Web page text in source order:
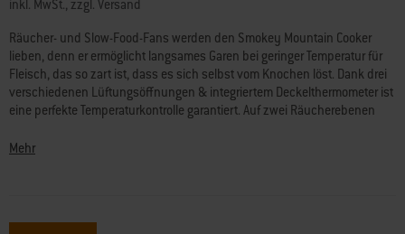
Durchschnittswert
der
Bewertung.
Read
706
Reviews.
Link
auf
Seite.
inkl. MwSt., zzgl. Versand
Räucher- und Slow-Food-Fans werden den Smokey Mountain Cooker
lieben, denn er ermöglicht langsames Garen bei geringer Temperatur für
Fleisch, das so zart ist, dass es sich selbst vom Knochen löst. Dank drei
verschiedenen Lüftungsöffnungen & integriertem Deckelthermometer ist
eine perfekte Temperaturkontrolle garantiert. Auf zwei Räucherebenen
Pulled Pork, Rippchen und frisch gefangener Fisch – mit jeder Minute, die
dem größten Smoker von Weber, kannst du noch mehr saftiges Grillgut
Mehr